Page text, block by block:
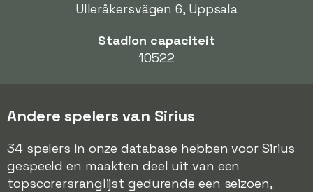
Ulleråkersvägen 6, Uppsala
Stadion capaciteit
10522
Andere spelers van Sirius
34 spelers in onze database hebben voor Sirius
gespeeld en maakten deel uit van een
topscorersranglijst gedurende een seizoen,